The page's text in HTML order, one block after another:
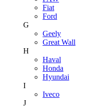
Fiat
Ford
G
Geely
Great Wall
H
Haval
Honda
Hyundai
I
Iveco
J